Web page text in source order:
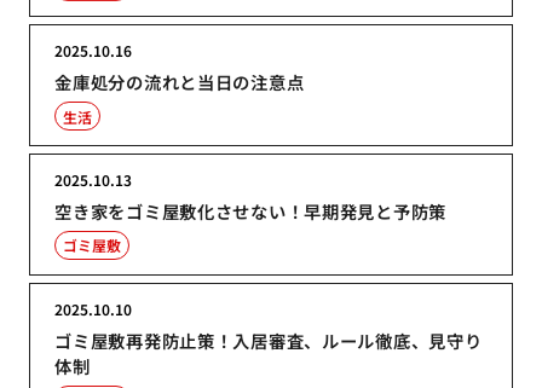
金庫処分の流れと当日の注意点
2025.10.16
生活
空き家をゴミ屋敷化させない！早期発見と予防策
2025.10.13
ゴミ屋敷
ゴミ屋敷再発防止策！入居審査、ルール徹底、見守り
体制
2025.10.10